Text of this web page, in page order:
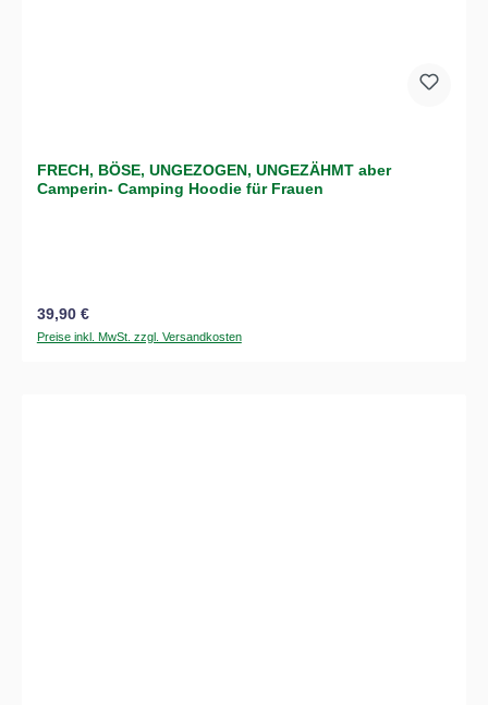
FRECH, BÖSE, UNGEZOGEN, UNGEZÄHMT aber
Camperin- Camping Hoodie für Frauen
Regulärer Preis:
39,90 €
Preise inkl. MwSt. zzgl. Versandkosten